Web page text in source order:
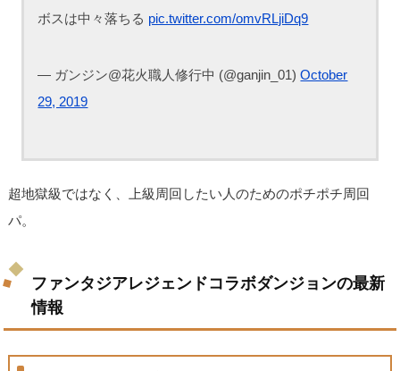
ボスは中々落ちる pic.twitter.com/omvRLjiDq9
— ガンジン@花火職人修行中 (@ganjin_01)October
29, 2019
超地獄級ではなく、上級周回したい人のためのポチポチ周回
パ。
ファンタジアレジェンドコラボダンジョンの最新
情報